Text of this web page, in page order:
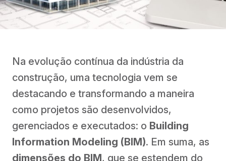
Na evolução contínua da indústria da
construção, uma tecnologia vem se
destacando e transformando a maneira
como projetos são desenvolvidos,
gerenciados e executados: o Building
Information Modeling (BIM). Em suma, as
dimensões do BIM, que se estendem do